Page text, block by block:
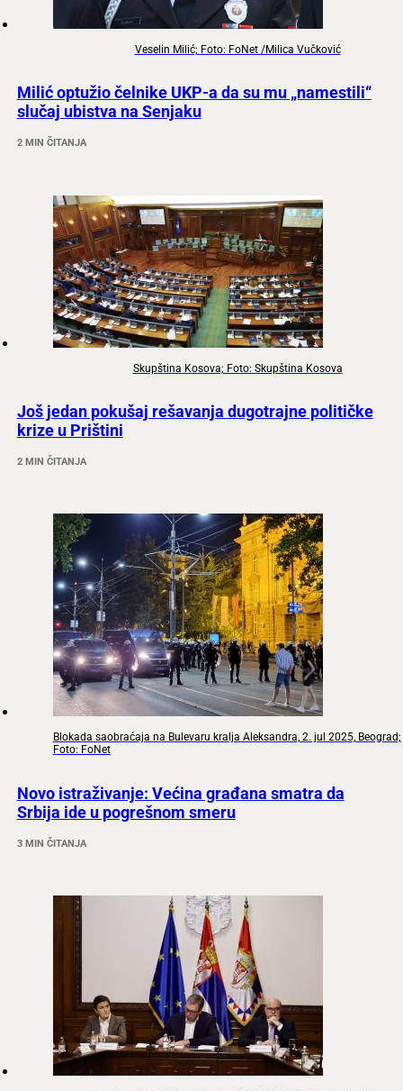
Veselin Milić; Foto: FoNet /Milica Vučković
Milić optužio čelnike UKP-a da su mu „namestili“
slučaj ubistva na Senjaku
2 MIN ČITANJA
Skupština Kosova; Foto: Skupština Kosova
Još jedan pokušaj rešavanja dugotrajne političke
krize u Prištini
2 MIN ČITANJA
Blokada saobraćaja na Bulevaru kralja Aleksandra, 2. jul 2025, Beograd;
Foto: FoNet
Novo istraživanje: Većina građana smatra da
Srbija ide u pogrešnom smeru
3 MIN ČITANJA